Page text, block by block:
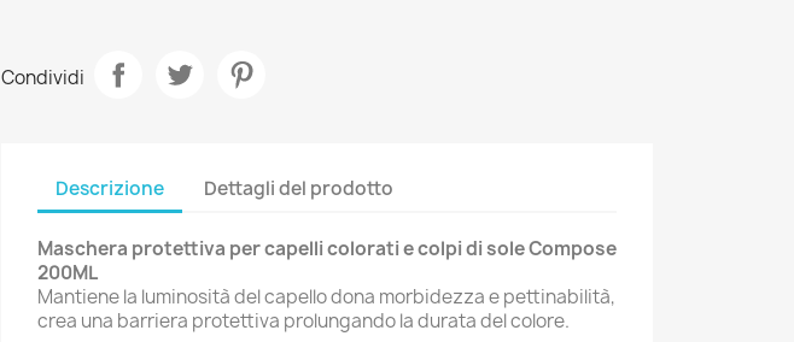
Condividi
Descrizione Dettagli del prodotto
Maschera protettiva per capelli colorati e colpi di soleCompose
200ML
Mantiene la luminosità del capello dona morbidezza e pettinabilità,
crea una barriera protettiva prolungando la durata del colore.